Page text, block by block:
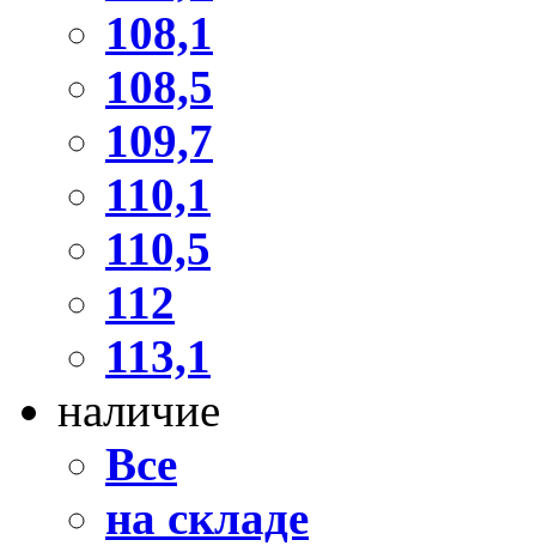
108,1
108,5
109,7
110,1
110,5
112
113,1
наличие
Все
на складе